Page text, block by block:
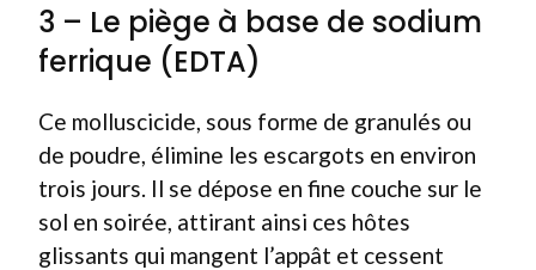
3 – Le piège à base de sodium
ferrique (EDTA)
Ce molluscicide, sous forme de granulés ou
de poudre, élimine les escargots en environ
trois jours. Il se dépose en fine couche sur le
sol en soirée, attirant ainsi ces hôtes
glissants qui mangent l’appât et cessent